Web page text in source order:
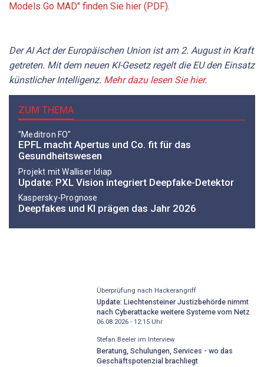
Models Go MAD" finden Sie hier (PDF).
Der AI Act der Europäischen Union ist am 2. August in Kraft
getreten. Mit dem neuen KI-Gesetz regelt die EU den Einsatz
künstlicher Intelligenz. Mehr dazu lesen Sie hier.
ZUM THEMA
"Meditron FO"
EPFL macht Apertus und Co. fit für das
Gesundheitswesen
Projekt mit Walliser Idiap
Update: PXL Vision integriert Deepfake-Detektor
Kaspersky-Prognose
Deepfakes und KI prägen das Jahr 2026
Überprüfung nach Hackerangriff
Update: Liechtensteiner Justizbehörde nimmt
nach Cyberattacke weitere Systeme vom Netz
06.08.2026 - 12:15Uhr
Stefan Beeler im Interview
Beratung, Schulungen, Services - wo das
Geschäftspotenzial brachliegt